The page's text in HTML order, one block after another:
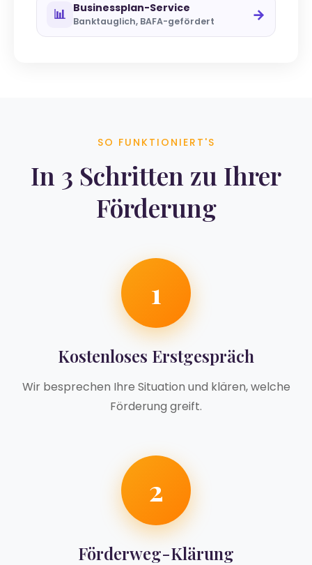
📊 Businessplan-Service
Banktauglich, BAFA-gefördert →
SO FUNKTIONIERT'S
In 3 Schritten zu Ihrer
Förderung
1
Kostenloses Erstgespräch
Wir besprechen Ihre Situation und klären, welche
Förderung greift.
2
Förderweg-Klärung